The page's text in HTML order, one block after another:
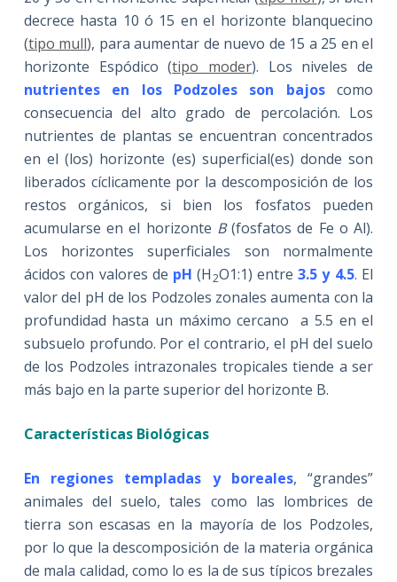
decrece hasta 10 ó 15 en el horizonte blanquecino
(tipo mull), para aumentar de nuevo de 15 a 25 en el
horizonte Espódico (tipo moder). Los niveles de
nutrientes en los Podzoles son bajos
como
consecuencia del alto grado de percolación. Los
nutrientes de plantas se encuentran concentrados
en el (los) horizonte (es) superficial(es) donde son
liberados cíclicamente por la descomposición de los
restos orgánicos, si bien los fosfatos pueden
acumularse en el horizonte B(fosfatos de Fe o Al).
Los horizontes superficiales son normalmente
ácidos con valores de pH (H2O1:1) entre3.5 y 4.5. El
valor del pH de los Podzoles zonales aumenta con la
profundidad hasta un máximo cercano a 5.5 en el
subsuelo profundo. Por el contrario, el pH del suelo
de los Podzoles intrazonales tropicales tiende a ser
más bajo en la parte superior del horizonte B.
Características Biológicas
En regiones templadas y boreales, “grandes”
animales del suelo, tales como las lombrices de
tierra son escasas en la mayoría de los Podzoles,
por lo que la descomposición de la materia orgánica
de mala calidad, como lo es la de sus típicos brezales